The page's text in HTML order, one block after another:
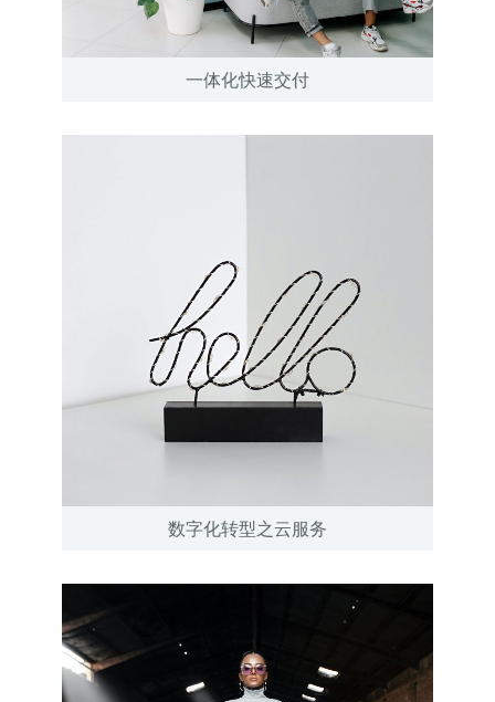
一体化快速交付
数字化转型之云服务